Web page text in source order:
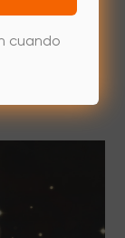
cuando